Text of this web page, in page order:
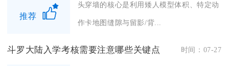
推荐
头穿墙的核心是利用矮人模型体积、特定动
作卡地图缝隙与留影/背...
斗罗大陆入学考核需要注意哪些关键点 时间：07-27